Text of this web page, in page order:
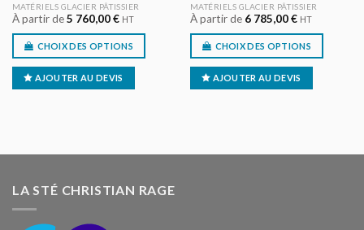
MATÉRIELS GLACIER PÂTISSIER
À partir de5 760,00€ HT
CHOIX DES OPTIONS
AJOUTER AU DEVIS
MATÉRIELS GLACIER PÂTISSIER
À partir de 6 785,00€ HT
CHOIX DES OPTIONS
AJOUTER AU DEVIS
LA STÉ CHRISTIAN RAGE